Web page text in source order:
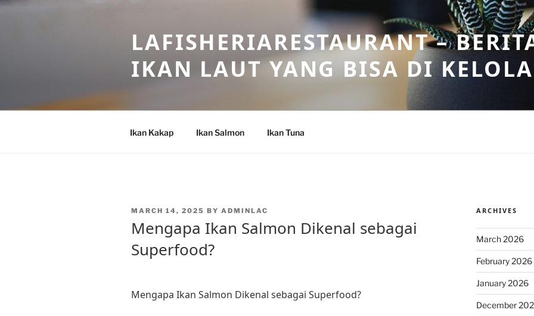
Skip
LAFISHERIARESTAURANT –
IKAN LAUT YANG BISA DI
Ikan Kakap Ikan Salmon Ikan Tuna
POSTED
MARCH 14, 2025 BY ADMINLAC
Mengapa Ikan Salmon Dikenal sebagai
Superfood?
Mengapa Ikan Salmon Dikenal sebagai Superfood?
ARCHIVES
March 2026
February 2026
January 2026
December